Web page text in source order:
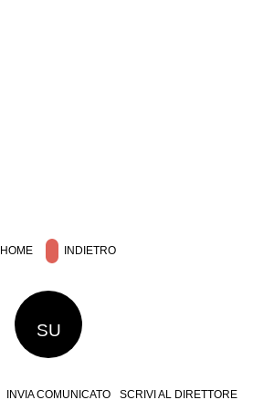
HOME INDIETRO
SU
INVIA COMUNICATO SCRIVI AL DIRETTORE